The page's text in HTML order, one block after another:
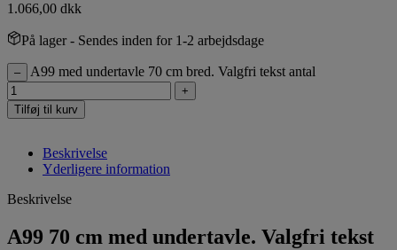
1.066,00 dkk
På lager - Sendes inden for 1-2 arbejdsdage
– A99 med undertavle 70 cm bred. Valgfri tekst antal
+
Tilføj til kurv
Beskrivelse
Yderligere information
Beskrivelse
A99 70 cm med undertavle. Valgfri tekst